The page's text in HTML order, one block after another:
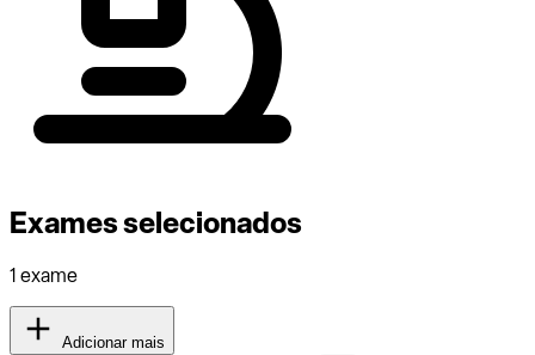
Exames selecionados
1 exame
Adicionar mais